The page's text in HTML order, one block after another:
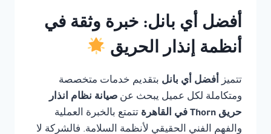
أفضل أي بانل: خبرة وثقة في
أنظمة إنذار الحريق
تتميز أفضل أي بانل بتقديم خدمات متخصصة
ومتكاملة لكل عميل يبحث عن صيانة نظام انذار
حريق Thorn في القاهرة
تتمتع بالخبرة العملية
والفهم الفني الحقيقي لأنظمة السلامة. فالشركة لا